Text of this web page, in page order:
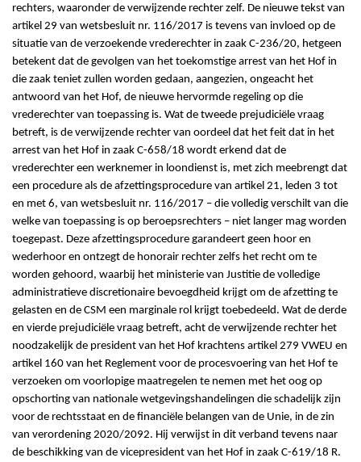
rechters, waaronder de verwijzende rechter zelf. De nieuwe tekst van
artikel 29 van wetsbesluit nr. 116/2017 is tevens van invloed op de
situatie van de verzoekende vrederechter in zaak C-236/20, hetgeen
betekent dat de gevolgen van het toekomstige arrest van het Hof in
die zaak teniet zullen worden gedaan, aangezien, ongeacht het
antwoord van het Hof, de nieuwe hervormde regeling op die
vrederechter van toepassing is. Wat de tweede prejudiciële vraag
betreft, is de verwijzende rechter van oordeel dat het feit dat in het
arrest van het Hof in zaak C-658/18 wordt erkend dat de
vrederechter een werknemer in loondienst is, met zich meebrengt dat
een procedure als de afzettingsprocedure van artikel 21, leden 3 tot
en met 6, van wetsbesluit nr. 116/2017 – die volledig verschilt van die
welke van toepassing is op beroepsrechters – niet langer mag worden
toegepast. Deze afzettingsprocedure garandeert geen hoor en
wederhoor en ontzegt de honorair rechter zelfs het recht om te
worden gehoord, waarbij het ministerie van Justitie de volledige
administratieve discretionaire bevoegdheid krijgt om de afzetting te
gelasten en de CSM een marginale rol krijgt toebedeeld. Wat de derde
en vierde prejudiciële vraag betreft, acht de verwijzende rechter het
noodzakelijk de president van het Hof krachtens artikel 279 VWEU en
artikel 160 van het Reglement voor de procesvoering van het Hof te
verzoeken om voorlopige maatregelen te nemen met het oog op
opschorting van nationale wetgevingshandelingen die schadelijk zijn
voor de rechtsstaat en de financiële belangen van de Unie, in de zin
van verordening 2020/2092. Hij verwijst in dit verband tevens naar
de beschikking van de vicepresident van het Hof in zaak C-619/18 R.